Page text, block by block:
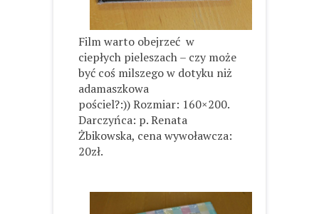
Film warto obejrzeć w
ciepłych pieleszach – czy może
być coś milszego w dotyku niż
adamaszkowa
pościel?:)) Rozmiar: 160×200.
Darczyńca: p. Renata
Żbikowska, cena wywoławcza:
20zł.